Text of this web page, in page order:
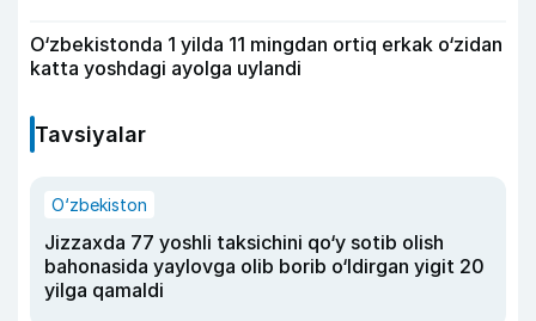
O‘zbekistonda 1 yilda 11 mingdan ortiq erkak o‘zidan
katta yoshdagi ayolga uylandi
Tavsiyalar
O‘zbekiston
Jizzaxda 77 yoshli taksichini qo‘y sotib olish
bahonasida yaylovga olib borib o‘ldirgan yigit 20
yilga qamaldi